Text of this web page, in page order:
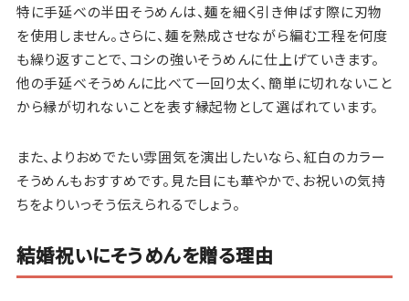
特に手延べの半田そうめんは、麺を細く引き伸ばす際に刃物
を使用しません。さらに、麺を熟成させながら編む工程を何度
も繰り返すことで、コシの強いそうめんに仕上げていきます。
他の手延べそうめんに比べて一回り太く、簡単に切れないこと
から縁が切れないことを表す縁起物として選ばれています。
また、よりおめでたい雰囲気を演出したいなら、紅白のカラー
そうめんもおすすめです。見た目にも華やかで、お祝いの気持
ちをよりいっそう伝えられるでしょう。
結婚祝いにそうめんを贈る理由